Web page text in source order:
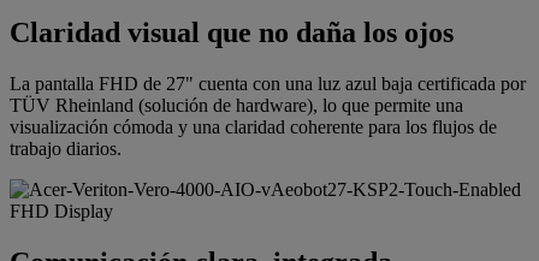
Claridad visual que no daña los ojos
La pantalla FHD de 27" cuenta con una luz azul baja certificada por
TÜV Rheinland (solución de hardware), lo que permite una
visualización cómoda y una claridad coherente para los flujos de
trabajo diarios.